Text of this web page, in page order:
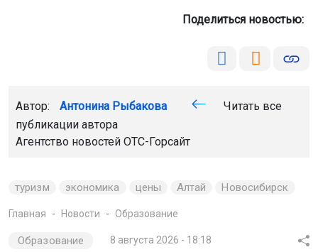
Поделиться новостью:
Автор: Антонина Рыбакова
Читать все
публикации автора
Агентство новостей ОТС-Горсайт
туризм экономика цены Алтай Новосибирск
Главная Новости Образование
Образование 8 августа 2026 - 18:18